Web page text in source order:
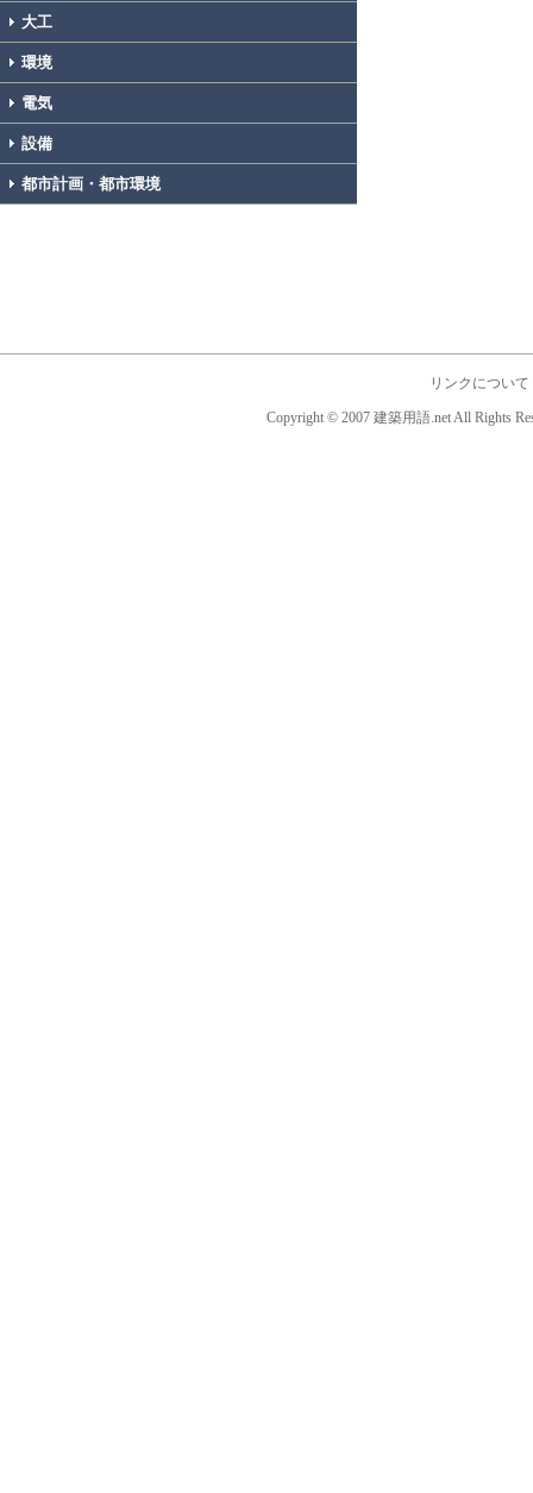
大工
環境
電気
設備
都市計画・都市環境
リンクについて
Copyright © 2007 建築用語.net All Rights